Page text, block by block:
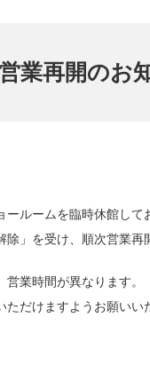
業再開のお
ルームを臨時休館して
」を受け、順次営業再
業時間が異なります。
だけますようお願いい